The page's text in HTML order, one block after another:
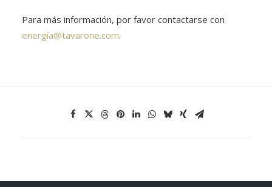
Para más información, por favor contactarse con
energía@tavarone.com.